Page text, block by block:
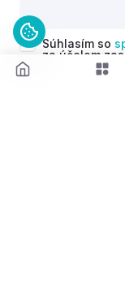
Súhlasím so
za účelom
Nariadenia